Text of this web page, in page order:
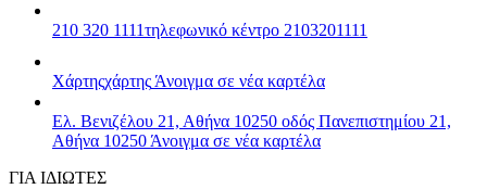
210 320 1111τηλεφωνικό κέντρο 2103201111
Χάρτηςχάρτης Άνοιγμα σε νέα καρτέλα
Ελ. Βενιζέλου 21, Αθήνα 10250 οδός Πανεπιστημίου 21,
Αθήνα 10250 Άνοιγμα σε νέα καρτέλα
ΓΙΑ ΙΔΙΩΤΕΣ